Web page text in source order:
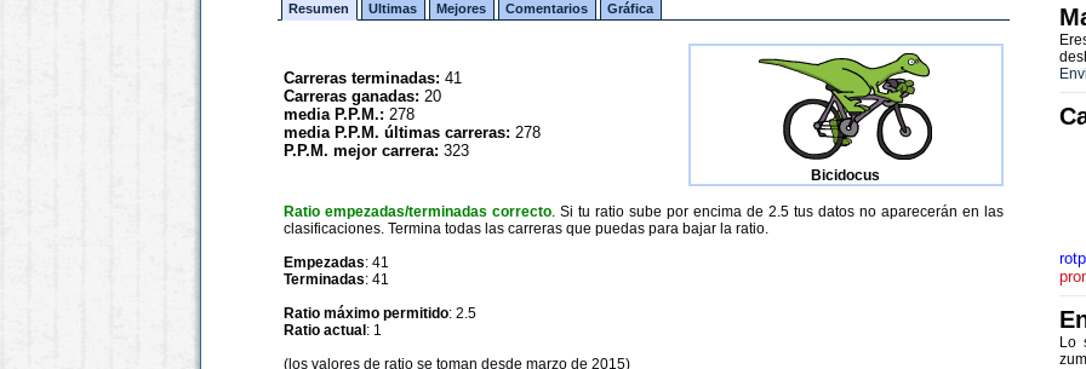
Resumen Ultimas Mejores Comentarios Gráfica
Carreras terminadas: 41
Carreras ganadas: 20
media P.P.M.: 278
media P.P.M. últimas carreras: 278
P.P.M. mejor carrera: 323
Bicidocus
Ratio empezadas/terminadas correcto. Si tu ratio sube por encima de 2.5 tus datos no aparecerán en las
clasificaciones. Termina todas las carreras que puedas para bajar la ratio.
Empezadas: 41
Terminadas: 41
Ratio máximo permitido: 2.5
Ratio actual : 1
(los valores de ratio se toman desde marzo de 2015)
Lo